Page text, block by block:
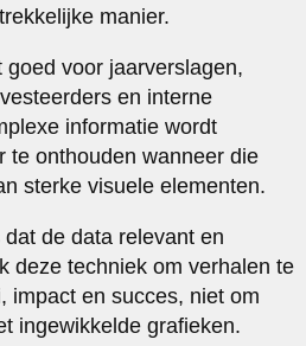
manier.
goed voor jaarverslagen,
en interne
informatie wordt
te onthouden wanneer die
sterke visuele elementen.
de data relevant en
deze techniek om verhalen te
impact en succes, niet om
ingewikkelde grafieken.